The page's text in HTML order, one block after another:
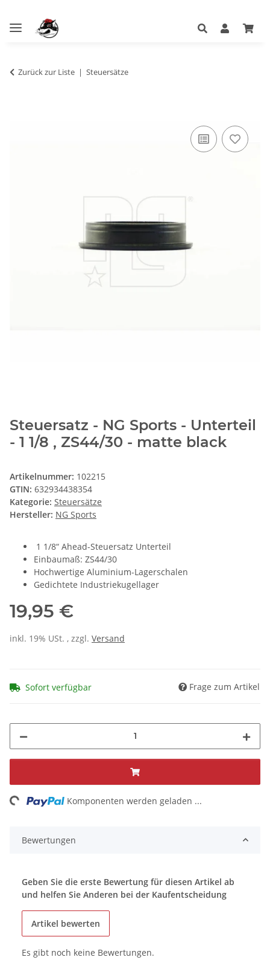
Zurück zur Liste Steuersätze
Steuersatz - NG Sports - Unterteil
- 1 1/8 , ZS44/30 - matte black
Artikelnummer: 102215
GTIN: 632934438354
Kategorie: Steuersätze
Hersteller: NG Sports
1 1/8“ Ahead-Steuersatz Unterteil
Einbaumaß: ZS44/30
Hochwertige Aluminium-Lagerschalen
Gedichtete Industriekugellager
19,95 €
inkl. 19% USt. , zzgl. Versand
Sofort verfügbar Frage zum Artikel
Komponenten werden geladen ...
Bewertungen
Geben Sie die erste Bewertung für diesen Artikel ab
und helfen Sie Anderen bei der Kaufentscheidung
Artikel bewerten
Es gibt noch keine Bewertungen.